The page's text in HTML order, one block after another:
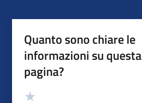
Quanto sono chiare le
informazioni su questa
pagina?
Valutazione